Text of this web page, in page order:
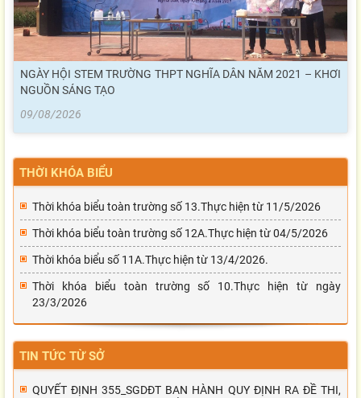
NGÀY HỘI STEM TRƯỜNG THPT NGHĨA DÂN NĂM 2021 – KHƠI
NGUỒN SÁNG TẠO
09/08/2026
THỜI KHÓA BIỂU
Thời khóa biểu toàn trường số 13.Thực hiện từ 11/5/2026
Thời khóa biểu toàn trường số 12A.Thực hiện từ 04/5/2026
Thời khóa biểu số 11A.Thực hiện từ 13/4/2026.
Thời khóa biểu toàn trường số 10.Thực hiện từ ngày
23/3/2026
TIN TỨC TỪ SỞ
QUYẾT ĐỊNH 355_SGDĐT BAN HÀNH QUY ĐỊNH RA ĐỀ THI,